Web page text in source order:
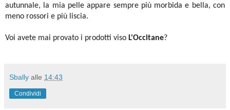
autunnale, la mia pelle appare sempre più morbida e bella, con
meno rossori e più liscia.
Voi avete mai provato i prodotti viso L'Occitane?
Sbally alle 14:43
Condividi